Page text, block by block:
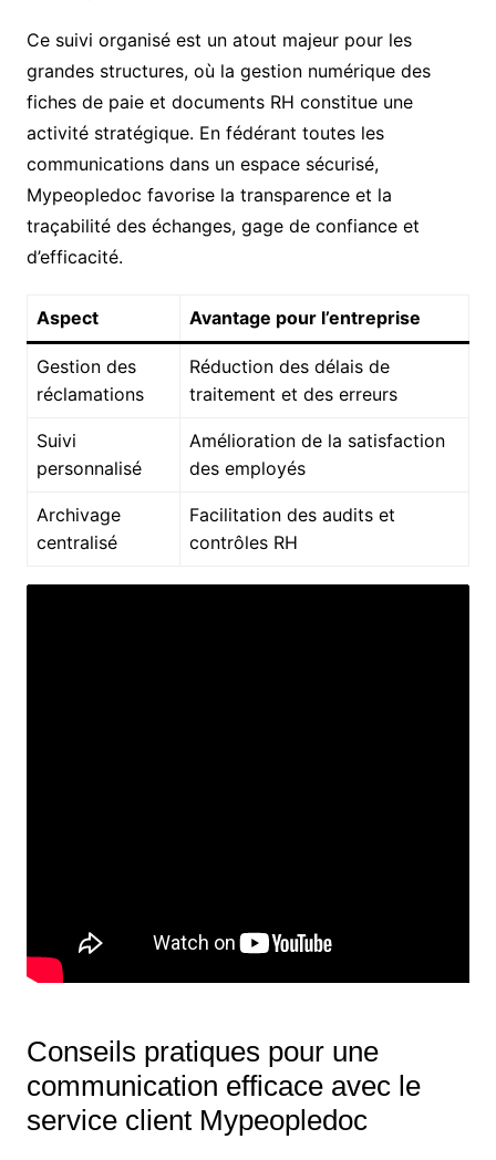
Ce suivi organisé est un atout majeur pour les
grandes structures, où la gestion numérique des
fiches de paie et documents RH constitue une
activité stratégique. En fédérant toutes les
communications dans un espace sécurisé,
Mypeopledoc favorise la transparence et la
traçabilité des échanges, gage de confiance et
d’efficacité.
Aspect Avantage pour l’entreprise
Gestion des
réclamations
Réduction des délais de
traitement et des erreurs
Suivi
personnalisé
Amélioration de la satisfaction
des employés
Archivage
centralisé
Facilitation des audits et
contrôles RH
Conseils pratiques pour une
communication efficace avec le
service client Mypeopledoc